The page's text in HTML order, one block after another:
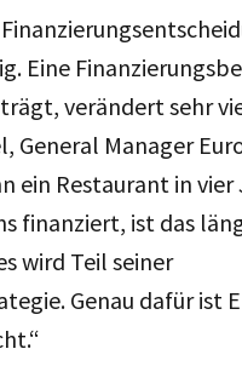
Eine
verändert sehr
General Manager
ein Restaurant in vier
finanziert, ist das
wird Teil seiner
Genau dafür ist